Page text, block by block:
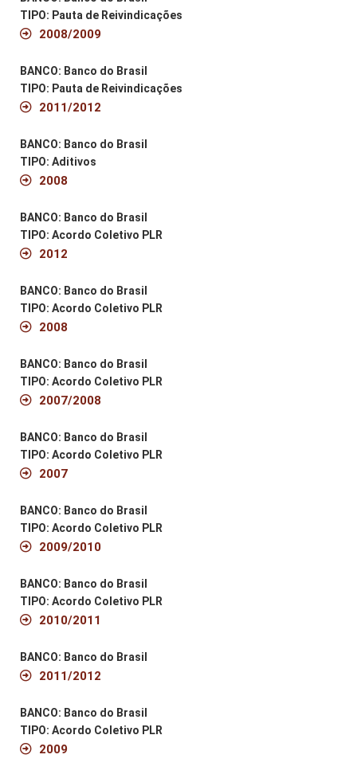
TIPO: Pauta de Reivindicações
2008/2009
BANCO: Banco do Brasil
TIPO: Pauta de Reivindicações
2011/2012
BANCO: Banco do Brasil
TIPO: Aditivos
2008
BANCO: Banco do Brasil
TIPO: Acordo Coletivo PLR
2012
BANCO: Banco do Brasil
TIPO: Acordo Coletivo PLR
2008
BANCO: Banco do Brasil
TIPO: Acordo Coletivo PLR
2007/2008
BANCO: Banco do Brasil
TIPO: Acordo Coletivo PLR
2007
BANCO: Banco do Brasil
TIPO: Acordo Coletivo PLR
2009/2010
BANCO: Banco do Brasil
TIPO: Acordo Coletivo PLR
2010/2011
BANCO: Banco do Brasil
2011/2012
BANCO: Banco do Brasil
TIPO: Acordo Coletivo PLR
2009